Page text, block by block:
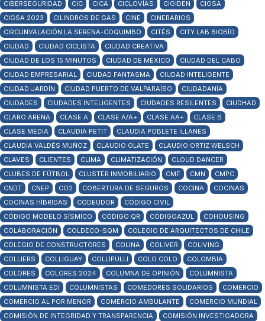
CIBERSEGURIDAD
CIC CICA CICLOVÍAS CIGIDEN
CIGSA
CIGSA 2023
CILINDROS DE GAS CINE
CINERARIOS
CIRCUNVALACIÓN LA SERENA-COQUIMBO
CITÉS
CITY LAB BIOBÍO
CIUDAD
CIUDAD CICLISTA
CIUDAD CREATIVA
CIUDAD DE LOS 15 MINUTOS
CIUDAD DE MÉXICO
CIUDAD DEL CABO
CIUDAD EMPRESARIAL
CIUDAD FANTASMA
CIUDAD INTELIGENTE
CIUDAD JARDÍN
CIUDAD PUERTO DE VALPARAÍSO
CIUDADANÍA
CIUDADES
CIUDADES INTELIGENTES CIUDADES RESILENTES
CIUDHAD
CLARO ARENA
CLASE A CLASE A/A+ CLASE AA+
CLASE B
CLASE MEDIA
CLAUDIA PETIT
CLAUDIA POBLETE ILLANES
CLAUDIA VALDÉS MUÑOZ
CLAUDIO OLATE
CLAUDIO ORTIZ WELSCH
CLAVES
CLIENTES CLIMA CLIMATIZACIÓN
CLOUD DANCER
CLUBES DE FÚTBOL
CLUSTER INMOBILIARIO CMF CMN
CMPC
CNDT
CNEP CO2 COBERTURA DE SEGUROS COCINA
COCINAS
COCINAS HÍBRIDAS
CODEUDOR
CÓDIGO CIVIL
CÓDIGO MODELO SÍSMICO
CÓDIGO QR CÓDIGOAZUL
COHOUSING
COLABORACIÓN
COLDECO-SQM
COLEGIO DE ARQUITECTOS DE CHILE
COLEGIO DE CONSTRUCTORES
COLINA COLIVER
COLIVING
COLLIERS
COLLIGUAY COLLIPULLI COLO COLO
COLOMBIA
COLORES
COLORES 2024 COLUMNA DE OPINIÓN
COLUMNISTA
COLUMNISTA EDI
COLUMNISTAS COMEDORES SOLIDARIOS
COMERCIO
COMERCIO AL POR MENOR
COMERCIO AMBULANTE
COMERCIO MUNDIAL
COMISIÓN DE INTEGRIDAD Y TRANSPARENCIA
COMISIÓN INVESTIGADORA